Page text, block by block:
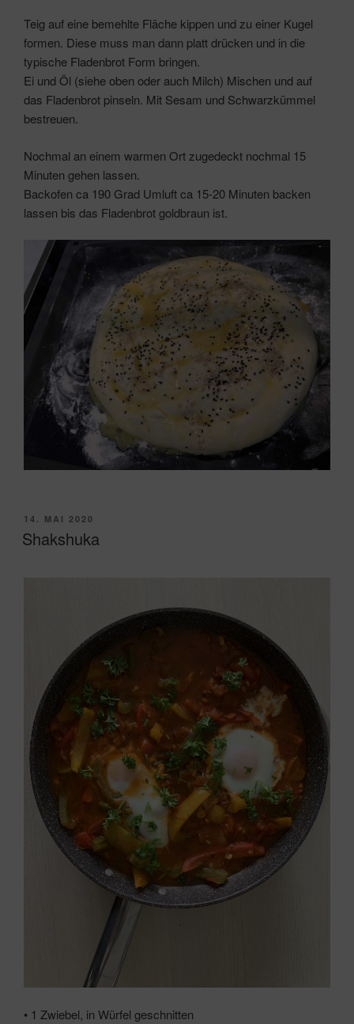
Teig auf eine bemehlte Fläche kippen und zu einer Kugel
formen. Diese muss man dann platt drücken und in die
typische Fladenbrot Form bringen.
Ei und Öl (siehe oben oder auch Milch) Mischen und auf
das Fladenbrot pinseln. Mit Sesam und Schwarzkümmel
bestreuen.
Nochmal an einem warmen Ort zugedeckt nochmal 15
Minuten gehen lassen.
Backofen ca 190 Grad Umluft ca 15-20 Minuten backen
lassen bis das Fladenbrot goldbraun ist.
VERÖFFENTLICHT
AM
14. MAI 2020
Shakshuka
• 1 Zwiebel, in Würfel geschnitten